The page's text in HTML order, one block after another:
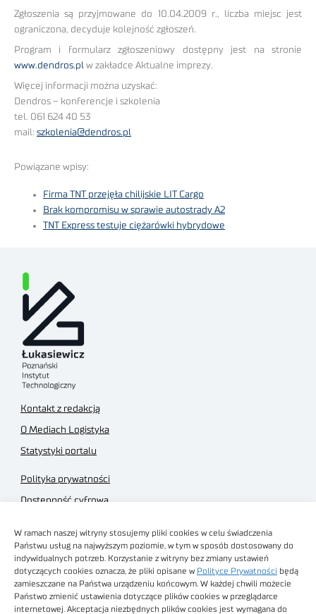
W ramach naszej witryny stosujemy pliki cookies w celu świadczenia
Państwu usług na najwyższym poziomie, w tym w sposób dostosowany do
indywidualnych potrzeb. Korzystanie z witryny bez zmiany ustawień
dotyczących cookies oznacza, że pliki opisane w Polityce Prywatności będą
zamieszczane na Państwa urządzeniu końcowym. W każdej chwili możecie
Państwo zmienić ustawienia dotyczące plików cookies w przeglądarce
internetowej. Akceptacja niezbędnych plików cookies jest wymagana do
Zgłoszenia są przyjmowane do 10.04.2009 r., liczba miejsc jest
ograniczona, decyduje kolejność zgłoszeń.
Program i formularz zgłoszeniowy dostępny jest na stronie
www.dendros.pl w zakładce Aktualne imprezy.
Więcej informacji można uzyskać:
Dendros – konferencje i szkolenia
tel. 061 624 40 53
mail: szkolenia@dendros.pl
Powiązane wpisy:
Firma TNT przejęła chilijskie LIT Cargo
Brak kompromisu w sprawie autostrady A2
TNT Express testuje ciężarówki hybrydowe
Kontakt z redakcją
O Mediach Logistyka
Statystyki portalu
Polityka prywatności
Dostępność cyfrowa
Regulamin sklepu